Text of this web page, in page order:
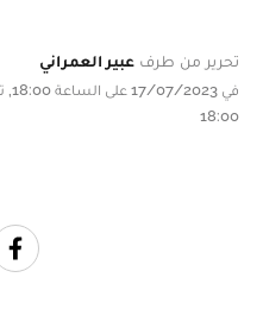
تحرير من طرف عبير العمراني
18:00